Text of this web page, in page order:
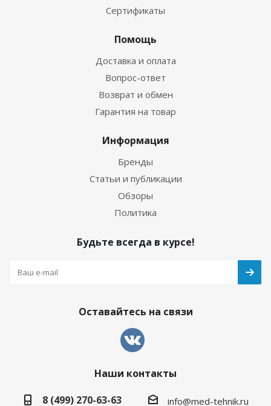
Сертификаты
Помощь
Доставка и оплата
Вопрос-ответ
Возврат и обмен
Гарантия на товар
Информация
Бренды
Статьи и публикации
Обзоры
Политика
Будьте всегда в курсе!
Оставайтесь на связи
Наши контакты
8 (499) 270-63-63
info@med-tehnik.ru